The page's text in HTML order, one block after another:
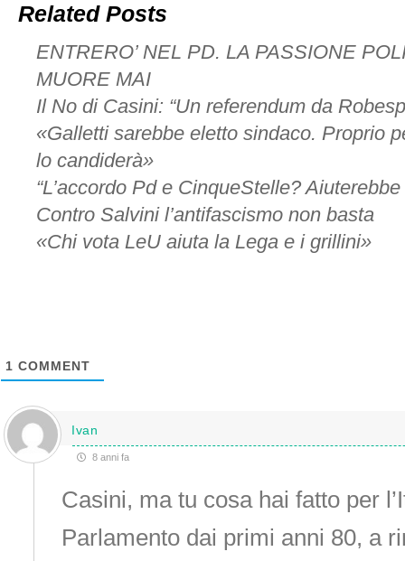
Related Posts
ENTRERO’ NEL PD. LA PASSIONE
MUORE MAI
Il No di Casini: “Un referendum da
«Galletti sarebbe eletto sindaco. Proprio
lo candiderà»
“L’accordo Pd e CinqueStelle?
Contro Salvini l’antifascismo non basta
«Chi vota LeU aiuta la Lega e i grillini»
1 COMMENT
Ivan
8 anni fa
Casini, ma tu cosa hai fatto per
Parlamento dai primi anni 80, a